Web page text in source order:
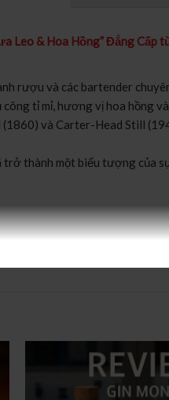
Leo & Hoa Hồng” Đẳng Cấp
rượu và các bartender
tỉ mỉ, hương vị hoa hồng
và Carter-Head Still
thành một biểu tượng của